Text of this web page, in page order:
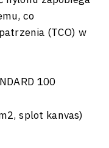
co
(TCO) w
100
splot kanvas)